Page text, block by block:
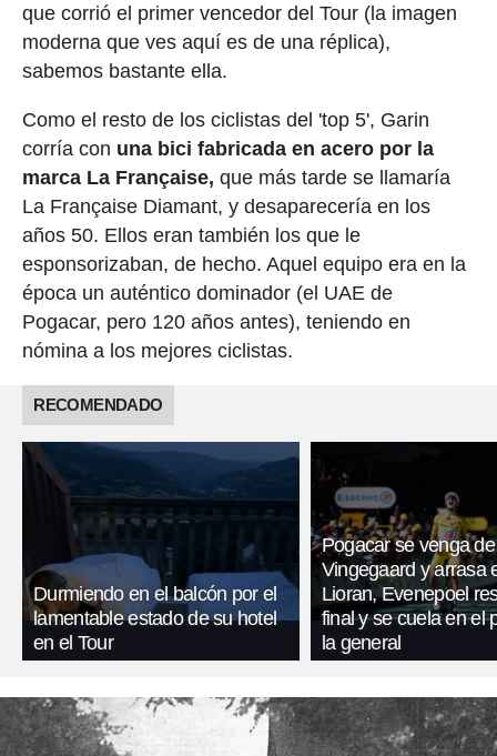
que corrió el primer vencedor del Tour (la imagen
moderna que ves aquí es de una réplica),
sabemos bastante ella.
Como el resto de los ciclistas del 'top 5', Garin
corría con una bici fabricada en acero por la
marca La Française, que más tarde se llamaría
La Française Diamant, y desaparecería en los
años 50. Ellos eran también los que le
esponsorizaban, de hecho. Aquel equipo era en la
época un auténtico dominador (el UAE de
Pogacar, pero 120 años antes), teniendo en
nómina a los mejores ciclistas.
RECOMENDADO
Durmiendo en el balcón por el
lamentable estado de su hotel
en el Tour
Pogacar se venga de
Vingegaard y arrasa
Lioran, Evenepoel
final y se cuela en el
la general